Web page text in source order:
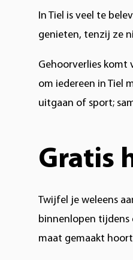
In Tiel is veel te
genieten, tenzij ze
Gehoorverlies komt
om iedereen in Tiel
uitgaan of sport;
Gratis
Twijfel je weleens
binnenlopen tijdens
maat gemaakt